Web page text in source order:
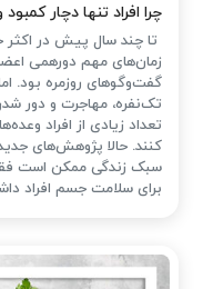
چرا افراد تنها دچار
تا چند سال پیش در اکثر
زمان‌های مهم دورهمی
گفت‌وگوهای روزمره بود.
تک‌نفره، مهاجرت و دور
تعداد زیادی از افراد
کنند. حالا پژوهش‌های
سبک زندگی ممکن است
برای سلامت جسم افراد